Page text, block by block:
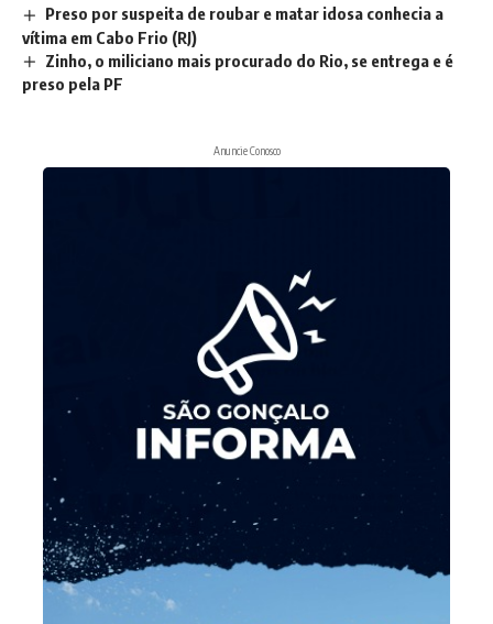
Preso por suspeita de roubar e matar idosa conhecia a
vítima em Cabo Frio (RJ)
Zinho, o miliciano mais procurado do Rio, se entrega e é
preso pela PF
Anuncie Conosco